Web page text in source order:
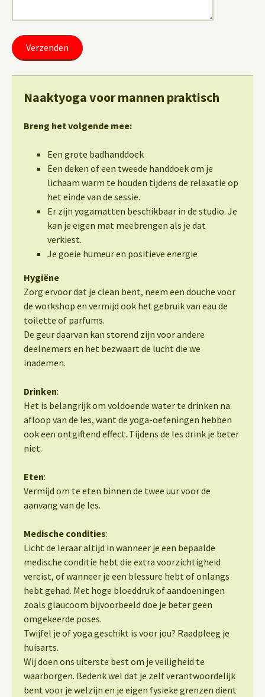
Naaktyoga voor mannen praktisch
Breng het volgende mee:
Een grote badhanddoek
Een deken of een tweede handdoek om je
lichaam warm te houden tijdens de relaxatie op
het einde van de sessie.
Er zijn yogamatten beschikbaar in de studio. Je
kan je eigen mat meebrengen als je dat
verkiest.
Je goeie humeur en positieve energie
Hygiëne
Zorg ervoor dat je clean bent, neem een douche voor
de workshop en vermijd ook het gebruik van eau de
toilette of parfums.
De geur daarvan kan storend zijn voor andere
deelnemers en het bezwaart de lucht die we
inademen.
Drinken:
Het is belangrijk om voldoende water te drinken na
afloop van de les, want de yoga-oefeningen hebben
ook een ontgiftend effect. Tijdens de les drink je beter
niet.
Eten:
Vermijd om te eten binnen de twee uur voor de
aanvang van de les.
Medische condities:
Licht de leraar altijd in wanneer je een bepaalde
medische conditie hebt die extra voorzichtigheid
vereist, of wanneer je een blessure hebt of onlangs
hebt gehad. Met hoge bloeddruk of aandoeningen
zoals glaucoom bijvoorbeeld doe je beter geen
omgekeerde poses.
Twijfel je of yoga geschikt is voor jou? Raadpleeg je
huisarts.
Wij doen ons uiterste best om je veiligheid te
waarborgen. Bedenk wel dat je zelf verantwoordelijk
bent voor je welzijn en je eigen fysieke grenzen dient